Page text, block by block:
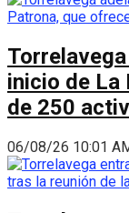
inicio de La
de 250
06/08/26 10:01